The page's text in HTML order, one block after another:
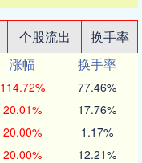
个股流出
换手率
涨幅
换手率
114.72% 77.46%
20.01% 17.76%
20.00% 1.17%
20.00% 12.21%